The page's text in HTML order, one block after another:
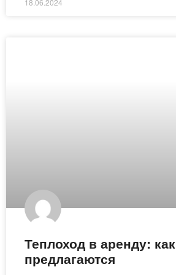
18.06.2024
Теплоход в аренду:
предлагаются